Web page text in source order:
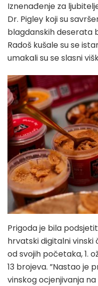
Iznenađenje za
Dr. Pigley koji su
blagdanskih deserata
Radoš kušale su se
umakali su se slasni
Prigoda je bila
hrvatski digitalni vinski
od svojih početaka, 1.
13 brojeva. ”Nastao je
vinskog ocjenjivanja